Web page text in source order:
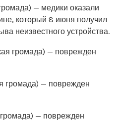
— медики оказали
который 8 июня получил
неизвестного устройства.
громада) — поврежден
громада) — поврежден
— поврежден